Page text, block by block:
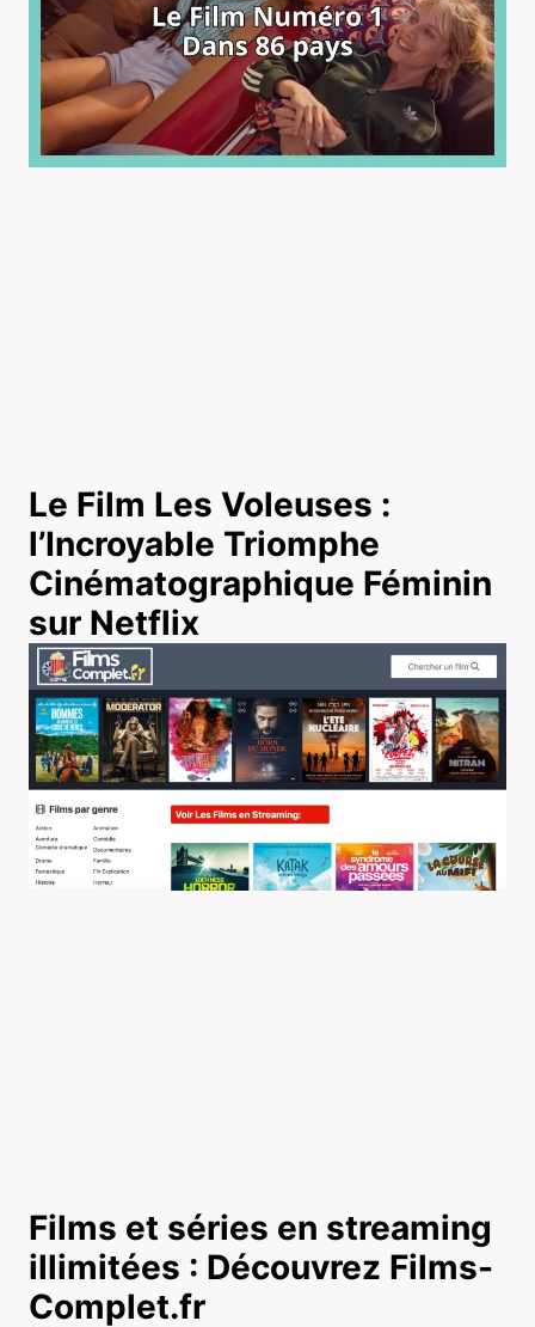
Le Film Les Voleuses :
l’Incroyable Triomphe
Cinématographique Féminin
sur Netflix
Films et séries en streaming
illimitées : Découvrez Films-
Complet.fr